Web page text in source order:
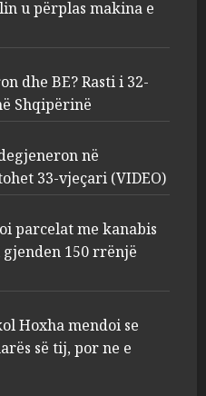
7, 2026
për turistët
në zjarrvënie në
arrestohet 33-vjeçari
7, 2026
dhunua se sinjalizoi
me kanabis të
denoncuesit i
150 rrënjë bimë
7, 2026
u përplas makina e
dhe BE? Rasti i 32-
Shqipërinë
në
33-vjeçari (VIDEO)
parcelat me kanabis
150 rrënjë
Hoxha mendoi se
së tij, por ne e